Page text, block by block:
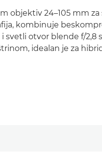
objektiv 24–105 mm
kombinuje
svetli otvor blende f/2,8
idealan je za